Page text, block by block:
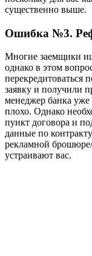
существенно выше.
Ошибка №3.
Многие заемщики
однако в этом
перекредитоваться
заявку и получили
менеджер банка уже
плохо. Однако
пункт договора и
данные по
рекламной
устраивают вас.